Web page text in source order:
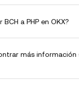
a PHP en OKX?
más información